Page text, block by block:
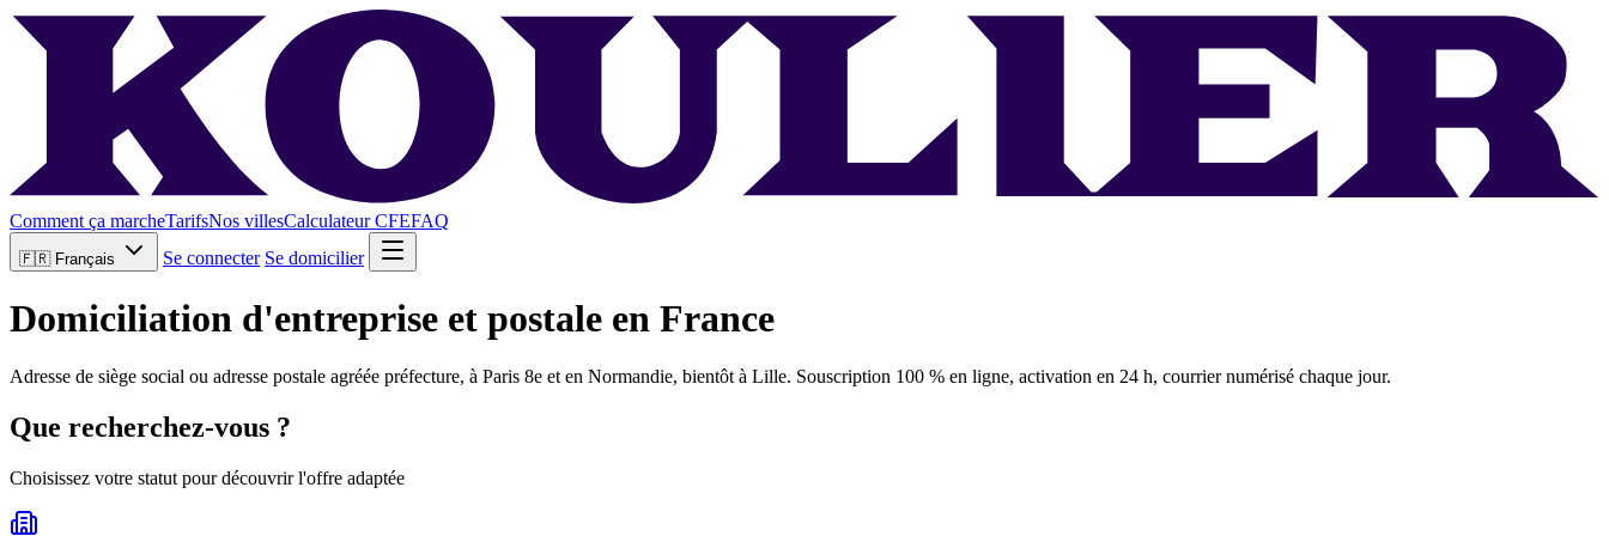
Comment ça marcheTarifsNos villesCalculateur CFEFAQ
🇫🇷 Français Se connecter Se domicilier
Domiciliation d'entreprise et postale en France
Adresse de siège social ou adresse postale agréée préfecture, à Paris 8e et en Normandie, bientôt à Lille. Souscription 100 % en ligne, activation en 24 h, courrier numérisé chaque jour.
Que recherchez-vous ?
Choisissez votre statut pour découvrir l'offre adaptée